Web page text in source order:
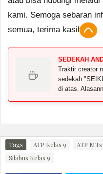
kami. Semoga sebaran
semua, terima kasih.
SEDEKAH
Traktir creator
sedekah
di atas.
Tags ATP Kelas 9 ATP MTs
Silabus Kelas 9